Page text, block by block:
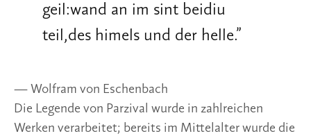
geil:wand an im sint beidiu
teil,des himels und der helle.”
— Wolfram von Eschenbach
Die Legende von Parzival wurde in zahlreichen
Werken verarbeitet; bereits im Mittelalter wurde die